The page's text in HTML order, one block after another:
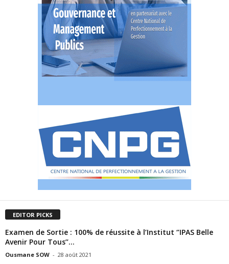
EDITOR PICKS
Examen de Sortie : 100% de réussite à l’Institut ‘’IPAS Belle
Avenir Pour Tous’’...
Ousmane SOW - 28 août 2021